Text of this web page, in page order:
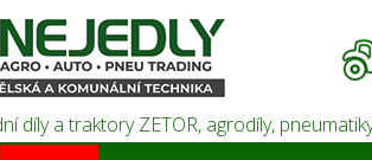
díly a traktory ZETOR, agrodíly,